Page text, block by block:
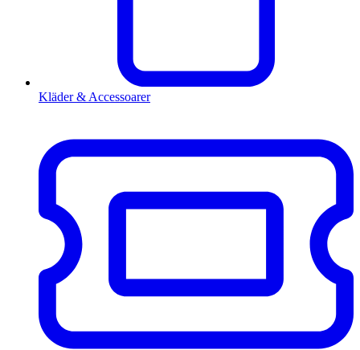
Kläder & Accessoarer